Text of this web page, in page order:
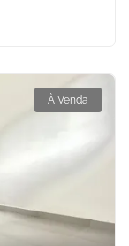
À Venda